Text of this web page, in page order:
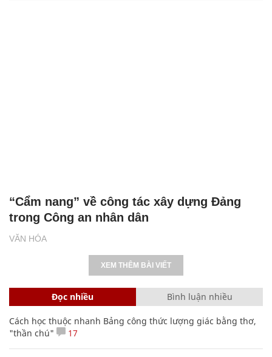
VĂN HÓA
“Cẩm nang” về công tác xây dựng Đảng
trong Công an nhân dân
XEM THÊM BÀI VIẾT
Đọc nhiều Bình luận nhiều
Cách học thuộc nhanh Bảng công thức lượng giác bằng thơ,
"thần chú"
17